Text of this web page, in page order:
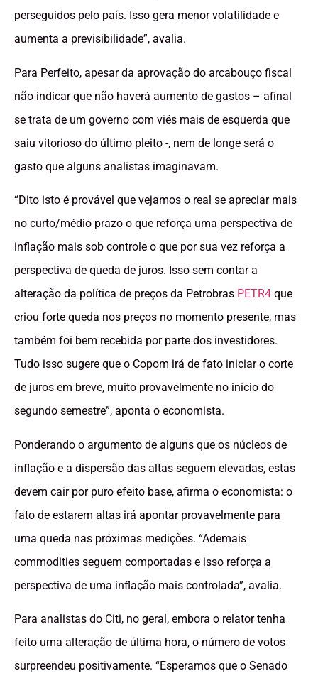
perseguidos pelo país. Isso gera menor volatilidade e
aumenta a previsibilidade”, avalia.
Para Perfeito, apesar da aprovação do arcabouço fiscal
não indicar que não haverá aumento de gastos – afinal
se trata de um governo com viés mais de esquerda que
saiu vitorioso do último pleito -, nem de longe será o
gasto que alguns analistas imaginavam.
“Dito isto é provável que vejamos o real se apreciar mais
no curto/médio prazo o que reforça uma perspectiva de
inflação mais sob controle o que por sua vez reforça a
perspectiva de queda de juros. Isso sem contar a
alteração da política de preços da Petrobras PETR4 que
criou forte queda nos preços no momento presente, mas
também foi bem recebida por parte dos investidores.
Tudo isso sugere que o Copom irá de fato iniciar o corte
de juros em breve, muito provavelmente no início do
segundo semestre”, aponta o economista.
Ponderando o argumento de alguns que os núcleos de
inflação e a dispersão das altas seguem elevadas, estas
devem cair por puro efeito base, afirma o economista: o
fato de estarem altas irá apontar provavelmente para
uma queda nas próximas medições. “Ademais
commodities seguem comportadas e isso reforça a
perspectiva de uma inflação mais controlada”, avalia.
Para analistas do Citi, no geral, embora o relator tenha
feito uma alteração de última hora, o número de votos
surpreendeu positivamente. “Esperamos que o Senado